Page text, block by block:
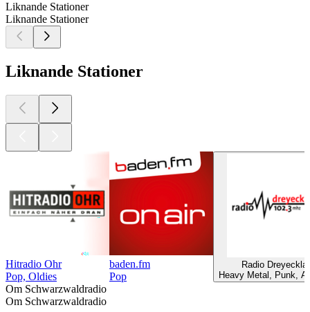
Liknande Stationer
Liknande Stationer
Liknande Stationer
Hitradio Ohr
Pop, Oldies
baden.fm
Pop
Radio
Heavy Metal, Punk,
Om Schwarzwaldradio
Om Schwarzwaldradio